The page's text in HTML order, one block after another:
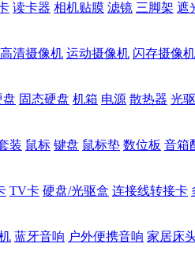
读卡器 相机贴膜 滤镜 三脚架 遮
高清摄像机 运动摄像机 闪存摄像机
盘 固态硬盘 机箱 电源 散热器 光驱
装 鼠标 键盘 鼠标垫 数位板 音箱
TV卡 硬盘/光驱盒 连接线转接卡
蓝牙音响 户外便携音响 家居床